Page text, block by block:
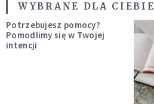
WYBRANE DLA CIEBIE
Potrzebujesz pomocy?
Pomodlimy się w Twojej
intencji